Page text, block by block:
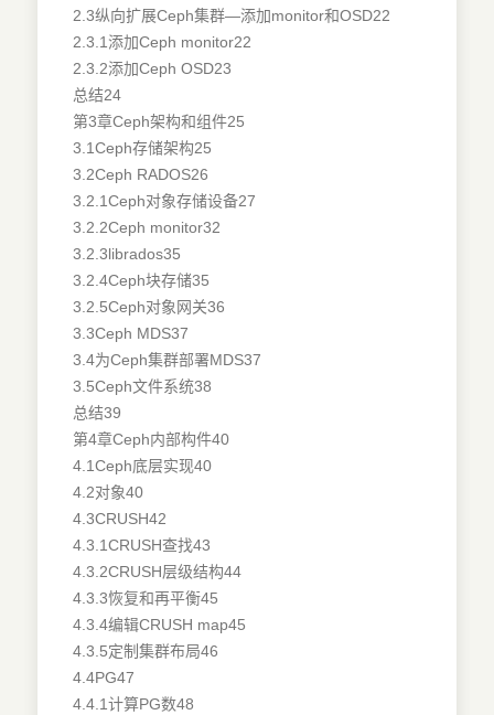
2.3纵向扩展Ceph集群—添加monitor和OSD22
2.3.1添加Ceph monitor22
2.3.2添加Ceph OSD23
总结24
第3章Ceph架构和组件25
3.1Ceph存储架构25
3.2Ceph RADOS26
3.2.1Ceph对象存储设备27
3.2.2Ceph monitor32
3.2.3librados35
3.2.4Ceph块存储35
3.2.5Ceph对象网关36
3.3Ceph MDS37
3.4为Ceph集群部署MDS37
3.5Ceph文件系统38
总结39
第4章Ceph内部构件40
4.1Ceph底层实现40
4.2对象40
4.3CRUSH42
4.3.1CRUSH查找43
4.3.2CRUSH层级结构44
4.3.3恢复和再平衡45
4.3.4编辑CRUSH map45
4.3.5定制集群布局46
4.4PG47
4.4.1计算PG数48